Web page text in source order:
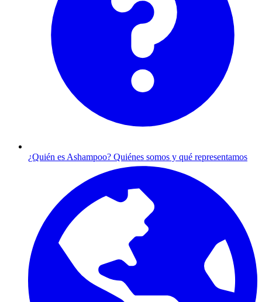
¿Quién es Ashampoo? Quiénes somos y qué representamos